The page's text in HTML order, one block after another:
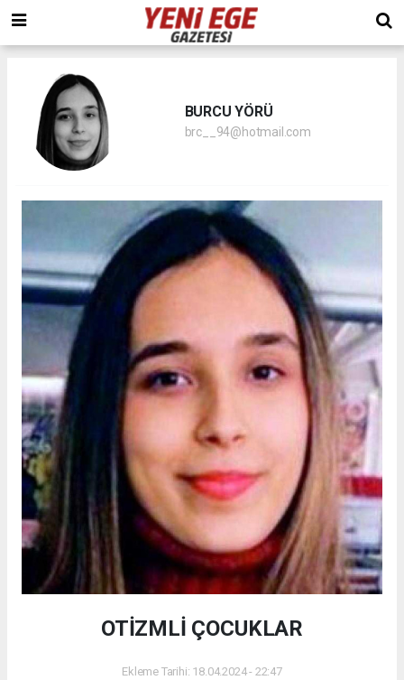
BURCU YÖRÜ
brc__94@hotmail.com
OTİZMLİ ÇOCUKLAR
Ekleme Tarihi: 18.04.2024 - 22:47